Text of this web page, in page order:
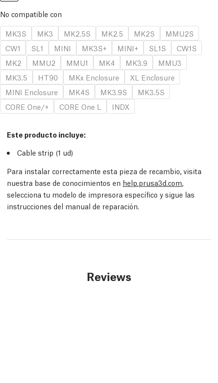
No compatible con
MK3S
MK3 MK2.5S MK2.5 MK2S
MMU2S
CW1
SL1 MINI MK3S+ MINI+ SL1S
CW1S
MK2
MMU2 MMU1 MK4 MK3.9
MMU3
MK3.5
HT90 MKx Enclosure
XL Enclosure
MINI Enclosure
MK4S MK3.9S
MK3.5S
CORE One/+
CORE One L INDX
Este producto incluye:
Cable strip (1 ud)
Para instalar correctamente esta pieza de recambio, visita
nuestra base de conocimientos en help.prusa3d.com,
selecciona tu modelo de impresora específico y sigue las
instrucciones del manual de reparación.
Reviews